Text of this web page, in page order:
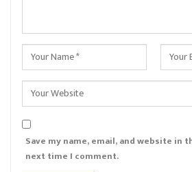
Save my name, email, and website in
next time I comment.